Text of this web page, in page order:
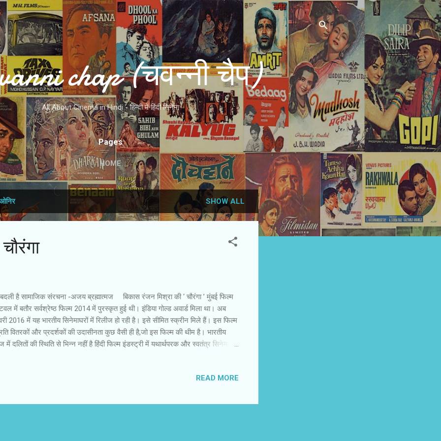
Skip to main content
chap (चवन्नी चैप)
All About Cinema in Hindi - हिन्दी में हिंदी सिनेमा
Pages
HOME
ओनिर SHOW ALL
है सामाजिक संरचना -अजय ब्रह्मात्‍मज बिकास रंजन मिश्रा की ‘ चौरंगा ’ मुंबई फिल्‍म
में बतौर सर्वश्रेष्‍ठ फिल्‍म 2014 में पुरस्‍कृत हुई थी। इंडिया गोल्‍ड अवार्ड मिला था। अब
2016 में यह भारतीय सिनेमाघरों में रिलीज हो रही है। इसे सीमित स्‍क्रीन मिले हैं। इस फिल्‍म
वितरकों और प्रदर्शकों की उदासीनता कुछ वैसी ही है,जो इस फिल्‍म की थीम है। भारतीय
में दलितों की स्थिति से भिन्‍न नहीं है हिंदी फिल्‍म इंडस्‍ट्री में यथार्थपरक और स्‍वतंत्र सिनेमा।
रंजन मिश्रा की ‘ चौरंगा ’ तक में देश के ग्रामीण इलाकों की सामाजिक संरचना और सामंती
भी धनिया जमींदार की हवस की शिकार है। वह अपनी स्थिति पर बिसूरने के बजाए जमींदार
READ MORE